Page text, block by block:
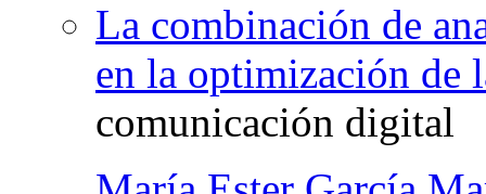
La combinación de
en la optimización de
comunicación digital